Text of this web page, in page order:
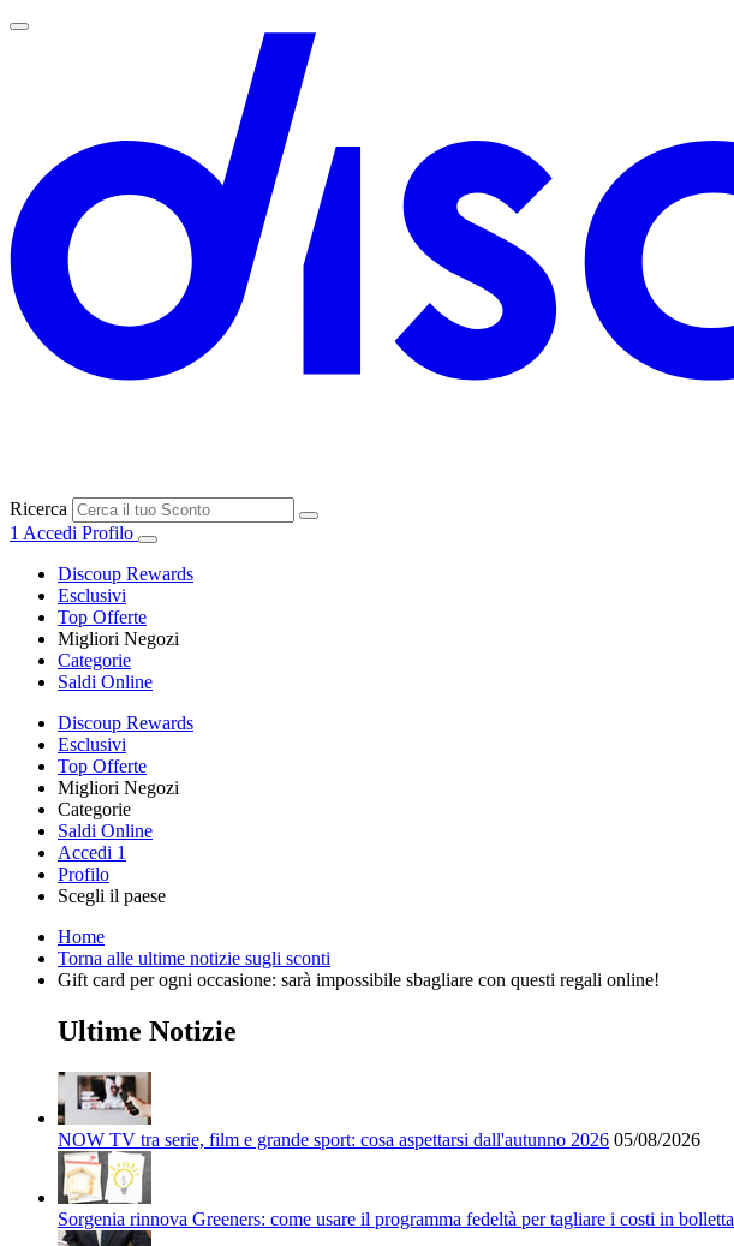
Ricerca
1 Accedi Profilo
Discoup Rewards
Esclusivi
Top Offerte
Migliori Negozi
Categorie
Saldi Online
Discoup Rewards
Esclusivi
Top Offerte
Migliori Negozi
Categorie
Saldi Online
Accedi 1
Profilo
Scegli il paese
Home
Torna alle ultime notizie sugli sconti
Gift card per ogni occasione: sarà impossibile sbagliare con questi regali online!
Ultime Notizie
NOW TV tra serie, film e grande sport: cosa aspettarsi dall'autunno 2026 05/08/2026
Sorgenia rinnova Greeners: come usare il programma fedeltà per tagliare i costi in bolletta